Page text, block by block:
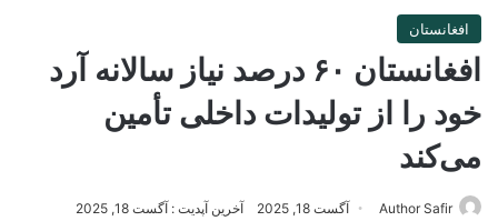
افغانستان
افغانستان ۶۰ درصد نیاز سالانه آرد
خود را از تولیدات داخلی تأمین
می‌کند
Author Safir آگست 18, 2025 آخرین آپدیت : آگست 18, 2025